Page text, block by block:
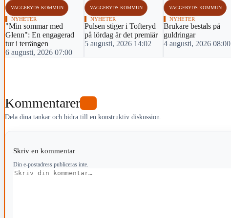
VAGGERYDS KOMMUN
NYHETER
"Min sommar med
Glenn": En engagerad
tur i terrängen
6 augusti, 2026 07:00
VAGGERYDS KOMMUN
NYHETER
Pulsen stiger i Tofteryd –
på lördag är det premiär
5 augusti, 2026 14:02
VAGGERYDS KOMMUN
NYHETER
Brukare bestals på
guldringar
4 augusti, 2026 08:00
Kommentarer
Dela dina tankar och bidra till en konstruktiv diskussion.
Skriv en kommentar
Din e-postadress publiceras inte.
Kommentar